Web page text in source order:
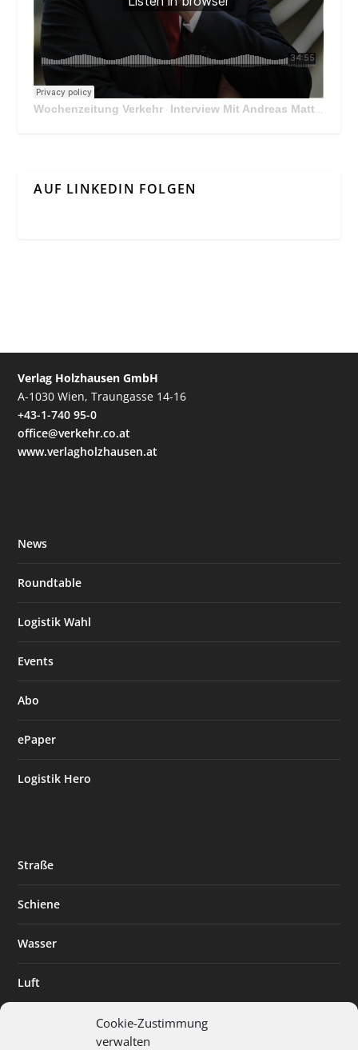
Cookie-Zustimmung
verwalten
Wochenzeitung Verkehr · Interview Mit Andreas Matthä, CEO der ÖBB Holding
AUF LINKEDIN FOLGEN
Verlag Holzhausen GmbH
A-1030 Wien, Traungasse 14-16
+43-1-740 95-0
office@verkehr.co.at
www.verlagholzhausen.at
News
Roundtable
Logistik Wahl
Events
Abo
ePaper
Logistik Hero
Straße
Schiene
Wasser
Luft